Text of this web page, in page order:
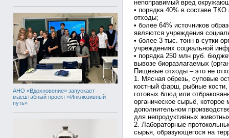
АНО «Вдохновение» запускает
масштабный проект «Инклюзивный
путь»
непоправимый вред
• порядка 40% в составе ТКО
отходы;
• более 64% источников
являются учреждения
• более 3 тыс. тонн в сутки
учреждениях социальной
• порядка 250 млн руб.
вывозе биоразлагаемых
Пищевые отходы – это не
1. Мясная обрезь, суповые
костный фарш, рыбные кости,
готовых блюд или
органическое сырьё,
дополнительном
для непродуктивных
2. Лабораторные
сырья, образующегося на